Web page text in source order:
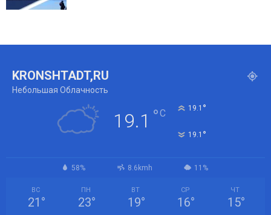
KRONSHTADT,RU
Небольшая Облачность
19.1 °C 19.1 °
19.1 °
58% 8.6kmh 11%
ВС
21 °
ПН
23°
ВТ
19°
СР
16°
ЧТ
15°